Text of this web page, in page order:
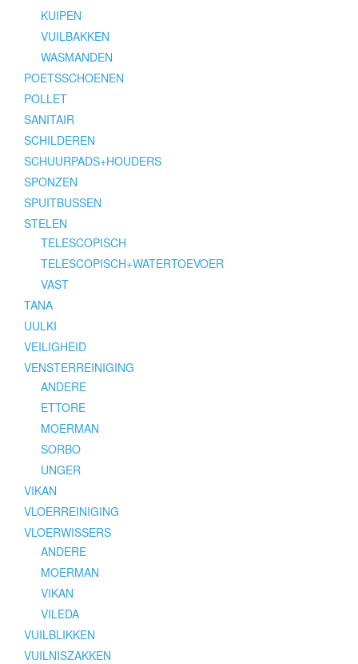
KUIPEN
VUILBAKKEN
WASMANDEN
POETSSCHOENEN
POLLET
SANITAIR
SCHILDEREN
SCHUURPADS+HOUDERS
SPONZEN
SPUITBUSSEN
STELEN
TELESCOPISCH
TELESCOPISCH+WATERTOEVOER
VAST
TANA
UULKI
VEILIGHEID
VENSTERREINIGING
ANDERE
ETTORE
MOERMAN
SORBO
UNGER
VIKAN
VLOERREINIGING
VLOERWISSERS
ANDERE
MOERMAN
VIKAN
VILEDA
VUILBLIKKEN
VUILNISZAKKEN